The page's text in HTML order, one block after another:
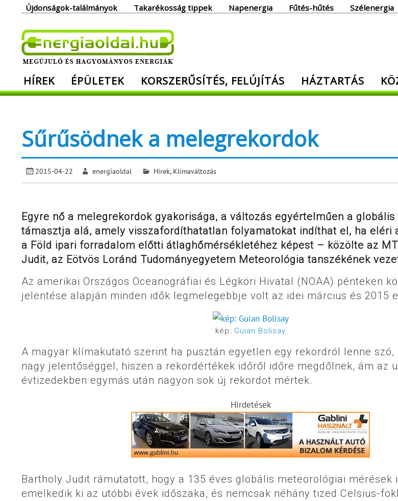
Újdonságok-találmányok Takarékosság tippek Napenergia Fűtés-hűtés Szélenergia
Megújuló és hagyományos energiák. Minden, ami energia!
HÍREK ÉPÜLETEK KORSZERŰSÍTÉS, FELÚJÍTÁS HÁZTARTÁS
Sűrűsödnek a melegrekordok
2015-04-22 energiaoldal Hírek, Klímaváltozás
Egyre nő a melegrekordok gyakorisága, a változás egyértelműen a
támasztja alá, amely visszafordíthatatlan folyamatokat indíthat el, ha eléri
a Föld ipari forradalom előtti átlaghőmérsékletéhez képest – közölte az
Judit, az Eötvös Loránd Tudományegyetem Meteorológia tanszékének
Az amerikai Országos Oceanográfiai és Légköri Hivatal (NOAA) pénteken
jelentése alapján minden idők legmelegebbje volt az idei március és 2015
kép: Guian Bolisay
A magyar klímakutató szerint ha pusztán egyetlen egy rekordról lenne szó,
nagy jelentőséggel, hiszen a rekordértékek időről időre megdőlnek, ám az
évtizedekben egymás után nagyon sok új rekordot mértek.
Hirdetések
Bartholy Judit rámutatott, hogy a 135 éves globális meteorológiai mérések
emelkedik ki az utóbbi évek időszaka, és nemcsak néhány tized Celsius-